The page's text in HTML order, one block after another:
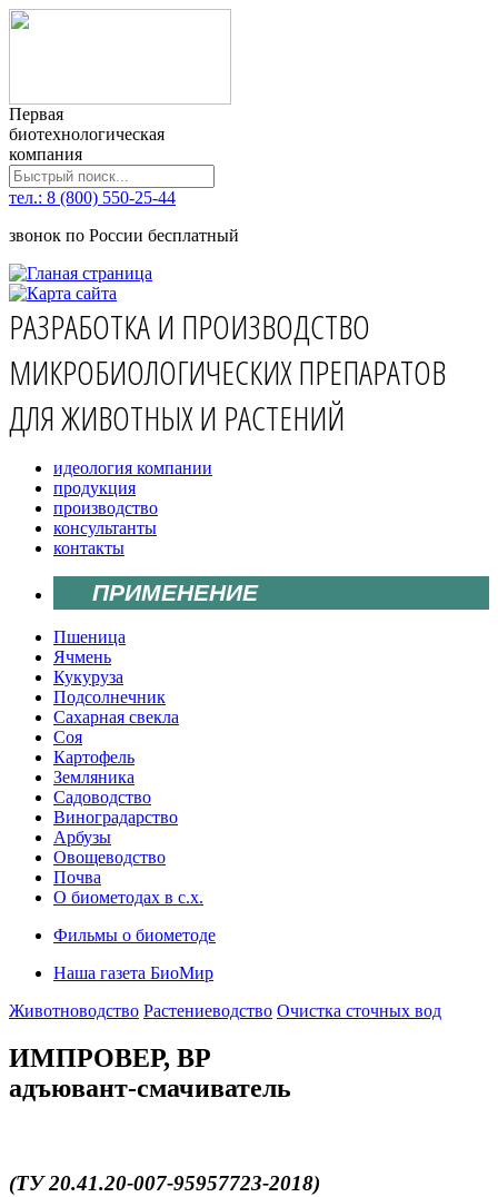
Первая
биотехнологическая
компания
тел.: 8 (800) 550-25-44
звонок по России бесплатный
РАЗРАБОТКА И ПРОИЗВОДСТВО
МИКРОБИОЛОГИЧЕСКИХ ПРЕПАРАТОВ
ДЛЯ ЖИВОТНЫХ И РАСТЕНИЙ
идеология компании
продукция
производство
консультанты
контакты
ПРИМЕНЕНИЕ
Пшеница
Ячмень
Кукуруза
Подсолнечник
Сахарная свекла
Соя
Картофель
Земляника
Садоводство
Виноградарство
Арбузы
Овощеводство
Почва
О биометодах в с.х.
Фильмы о биометоде
Наша газета БиоМир
Животноводство Растениеводство Очистка сточных вод
ИМПРОВЕР, ВР
адъювант-смачиватель
(ТУ 20.41.20-007-95957723-2018)